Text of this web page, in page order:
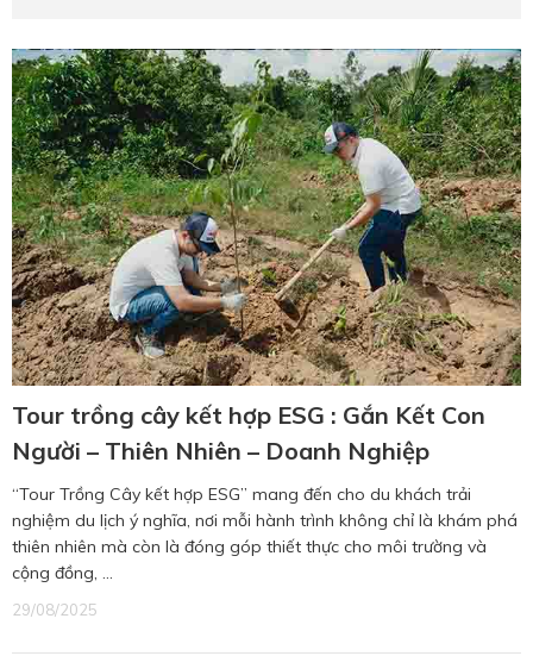
Tour trồng cây kết hợp ESG : Gắn Kết Con
Người – Thiên Nhiên – Doanh Nghiệp
“Tour Trồng Cây kết hợp ESG” mang đến cho du khách trải
nghiệm du lịch ý nghĩa, nơi mỗi hành trình không chỉ là khám phá
thiên nhiên mà còn là đóng góp thiết thực cho môi trường và
cộng đồng, ...
29/08/2025